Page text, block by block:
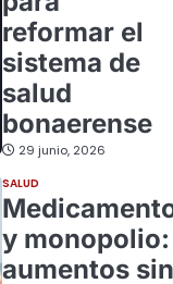
reformar el
sistema de
salud
bonaerense
29 junio, 2026
SALUD
y monopolio:
aumentos sin